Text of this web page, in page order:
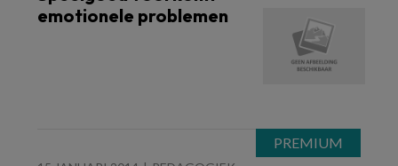
emotionele problemen